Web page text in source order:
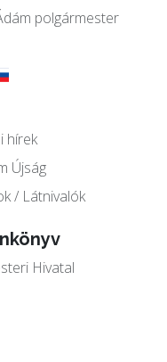
polgármester
hírek
Újság
/ Látnivalók
Hivatal